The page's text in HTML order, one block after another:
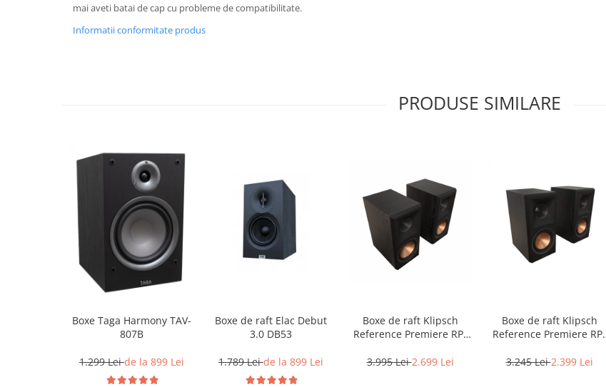
mai aveti batai de cap cu probleme de compatibilitate.
Informatii conformitate produs
PRODUSE SIMILARE
Boxe Taga Harmony TAV-
807B
1.299 Leide la 899 Lei
Boxe de raft Elac Debut
3.0 DB53
1.789 Leide la 899 Lei
Boxe de raft Klipsch
Reference Premiere RP-
3.995 Lei2.699 Lei
Boxe de raft Klipsch
Reference Premiere RP-
3.245 Lei2.399 Lei